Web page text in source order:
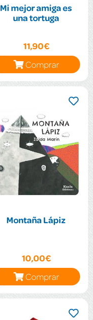
Mi mejor amiga es
una tortuga
11,90€
Comprar
Montaña Lápiz
10,00€
Comprar